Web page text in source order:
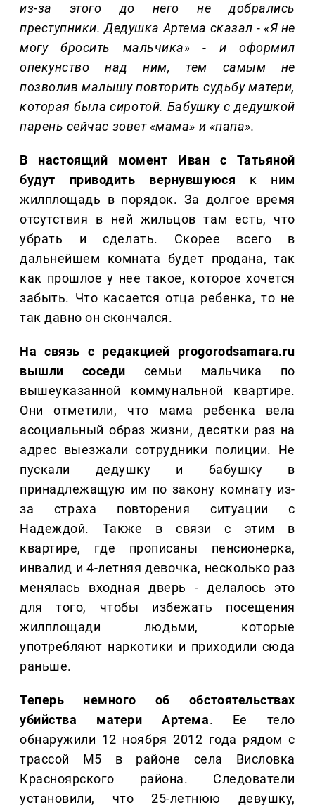
из-за этого до него не добрались
преступники. Дедушка Артема сказал - «Я не
могу бросить мальчика» - и оформил
опекунство над ним, тем самым не
позволив малышу повторить судьбу матери,
которая была сиротой. Бабушку с дедушкой
парень сейчас зовет «мама» и «папа».
В настоящий момент Иван с Татьяной
будут приводить вернувшуюся к ним
жилплощадь в порядок. За долгое время
отсутствия в ней жильцов там есть, что
убрать и сделать. Скорее всего в
дальнейшем комната будет продана, так
как прошлое у нее такое, которое хочется
забыть. Что касается отца ребенка, то не
так давно он скончался.
На связь с редакцией progorodsamara.ru
вышли соседи семьи мальчика по
вышеуказанной коммунальной квартире.
Они отметили, что мама ребенка вела
асоциальный образ жизни, десятки раз на
адрес выезжали сотрудники полиции. Не
пускали дедушку и бабушку в
принадлежащую им по закону комнату из-
за страха повторения ситуации с
Надеждой. Также в связи с этим в
квартире, где прописаны пенсионерка,
инвалид и 4-летняя девочка, несколько раз
менялась входная дверь - делалось это
для того, чтобы избежать посещения
жилплощади людьми, которые
употребляют наркотики и приходили сюда
раньше.
Теперь немного об обстоятельствах
убийства матери Артема. Ее тело
обнаружили 12 ноября 2012 года рядом с
трассой М5 в районе села Висловка
Красноярского района. Следователи
установили, что 25-летнюю девушку,